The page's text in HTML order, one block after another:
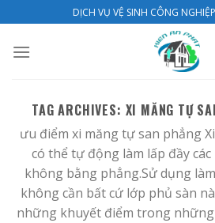
to
content
DỊCH VỤ VỆ SINH CÔNG
TAG ARCHIVES: XI MĂNG TỰ
ưu điểm xi măng tự san phẳng
có thể tự động làm lấp đầy
không bằng phẳng.Sử dụng
không cần bất cứ lớp phủ sàn
những khuyết điểm trong